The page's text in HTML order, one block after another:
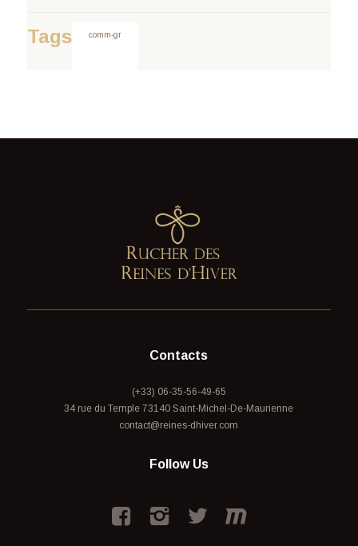
Tags comm-gr
Contacts
(+33) 06-35-56-49-65
34 rue du Temple 73140 Saint-Michel-De-Maurienne
contact@reines-dhiver.com
Follow Us